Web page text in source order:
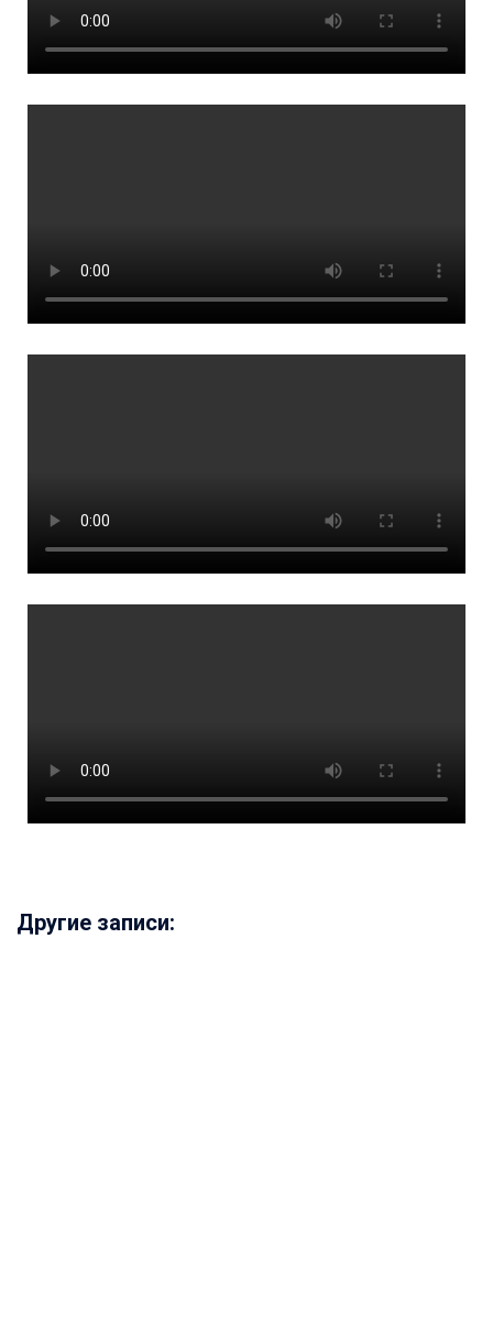
Другие записи: